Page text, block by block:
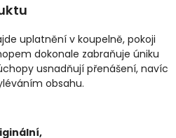
uplatnění v koupelně, pokoji
dokonale zabraňuje úniku
usnadňují přenášení, navíc
obsahu.